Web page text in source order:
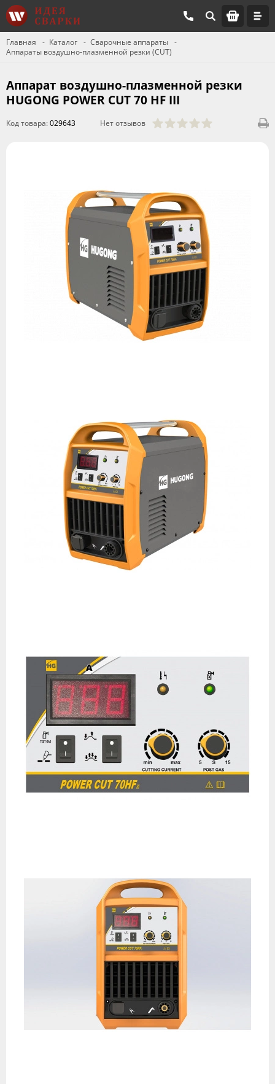
Главная Каталог
Сварочные аппараты
Аппараты воздушно-плазменной резки (CUT)
Аппарат воздушно-плазменной резки
HUGONG POWER CUT 70 HF III
Код товара:029643 Нет отзывов